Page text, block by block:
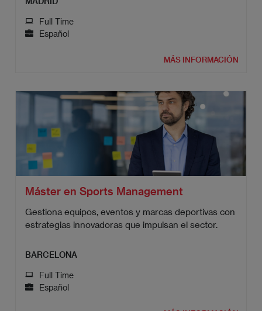
Full Time
Español
MÁS INFORMACIÓN
Máster en Sports Management
Gestiona equipos, eventos y marcas deportivas con
estrategias innovadoras que impulsan el sector.
BARCELONA
Full Time
Español